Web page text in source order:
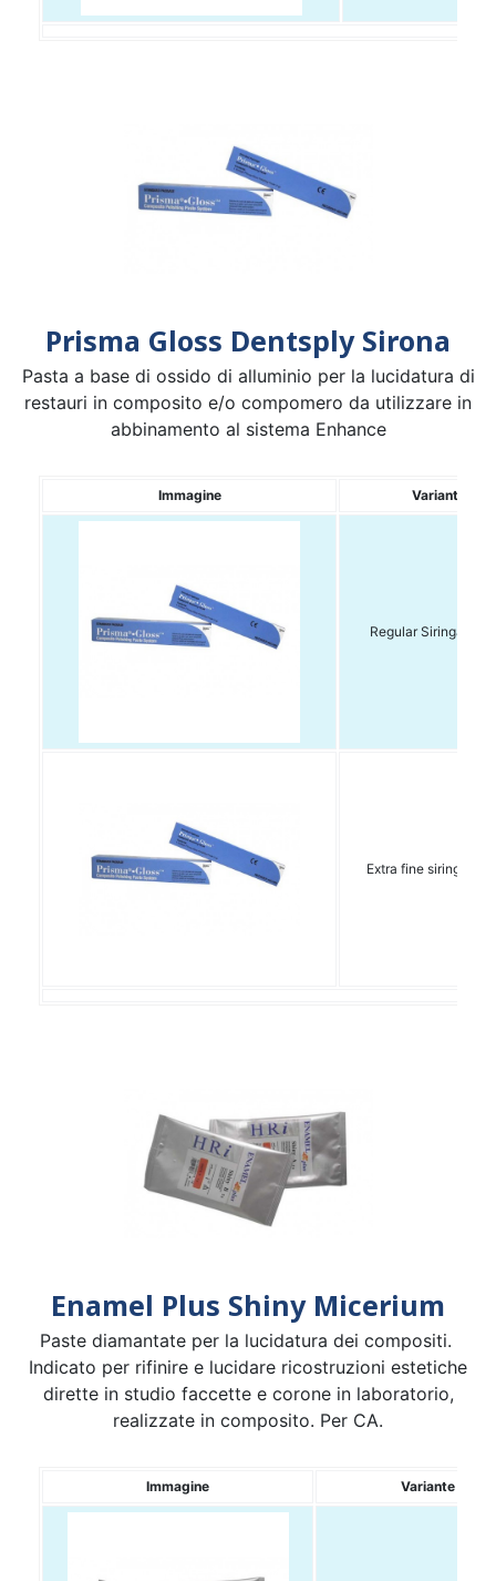
Prisma Gloss Dentsply Sirona
Pasta a base di ossido di alluminio per la lucidatura di
restauri in composito e/o compomero da utilizzare in
abbinamento al sistema Enhance
Immagine Variante
Regular Siringa da
Extra fine siringa da
Enamel Plus Shiny Micerium
Paste diamantate per la lucidatura dei compositi.
Indicato per rifinire e lucidare ricostruzioni estetiche
dirette in studio faccette e corone in laboratorio,
realizzate in composito. Per CA.
Immagine Variante